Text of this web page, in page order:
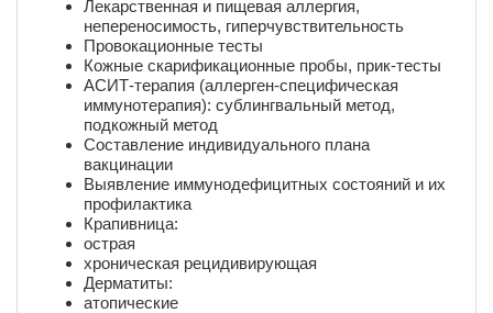
Лекарственная и пищевая аллергия,
непереносимость, гиперчувствительность
Провокационные тесты
Кожные скарификационные пробы, прик-тесты
АСИТ-терапия (аллерген-специфическая
иммунотерапия): сублингвальный метод,
подкожный метод
Составление индивидуального плана
вакцинации
Выявление иммунодефицитных состояний и их
профилактика
Крапивница:
острая
хроническая рецидивирующая
Дерматиты:
атопические